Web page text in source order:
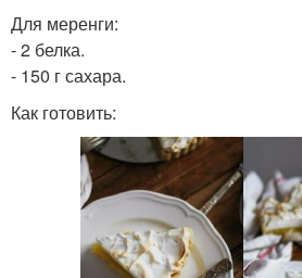
Для меренги:
- 2 белка.
- 150 г сахара.
Как готовить: